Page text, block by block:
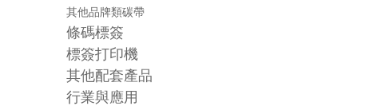
其他品牌類碳帶
條碼標簽
標簽打印機
其他配套產品
行業與應用